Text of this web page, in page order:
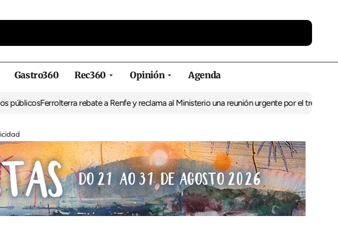
Gastro360 Rec360 Opinión Agenda
Ferrolterra rebate a Renfe y reclama al Ministerio una reunión urgente por el trenEl BNG